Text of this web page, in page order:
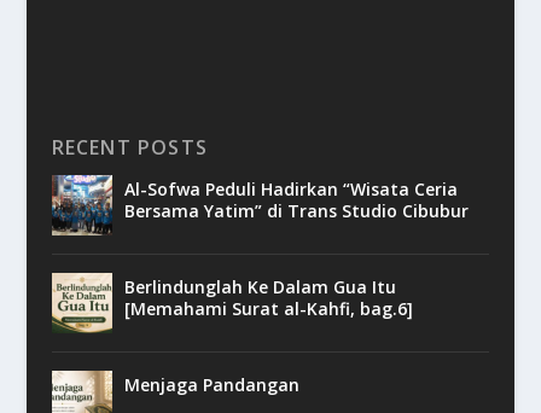
RECENT POSTS
Al-Sofwa Peduli Hadirkan “Wisata Ceria
Bersama Yatim” di Trans Studio Cibubur
Berlindunglah Ke Dalam Gua Itu
[Memahami Surat al-Kahfi, bag.6]
Menjaga Pandangan